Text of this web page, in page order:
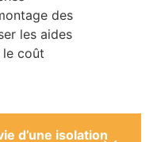
des
les aides
coût
d’une isolation